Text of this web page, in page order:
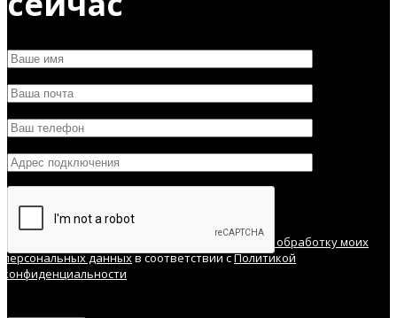
на обработку моих
персональных данныхв соответствии сПолитикой
конфиденциальности